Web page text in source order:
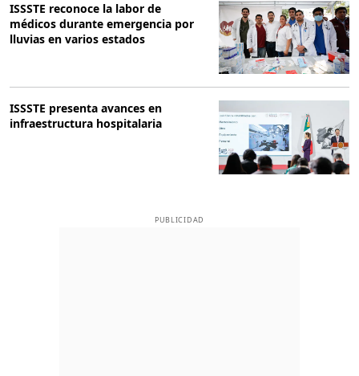
ISSSTE reconoce la labor de
médicos durante emergencia por
lluvias en varios estados
ISSSTE presenta avances en
infraestructura hospitalaria
PUBLICIDAD